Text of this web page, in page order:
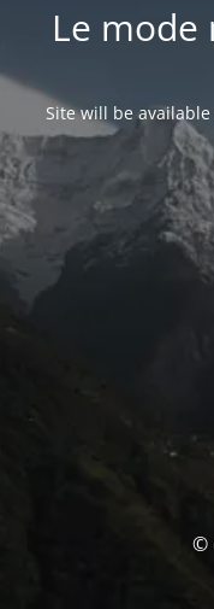
Le mode
Site will be
©